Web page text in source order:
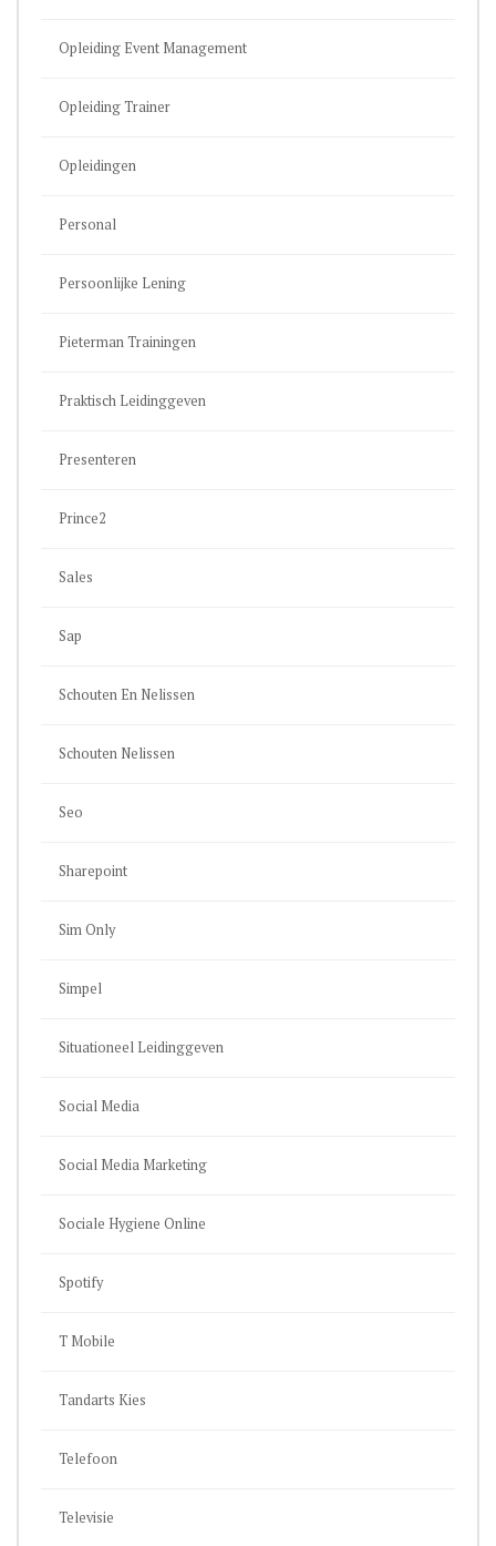
Opleiding Event Management
Opleiding Trainer
Opleidingen
Personal
Persoonlijke Lening
Pieterman Trainingen
Praktisch Leidinggeven
Presenteren
Prince2
Sales
Sap
Schouten En Nelissen
Schouten Nelissen
Seo
Sharepoint
Sim Only
Simpel
Situationeel Leidinggeven
Social Media
Social Media Marketing
Sociale Hygiene Online
Spotify
T Mobile
Tandarts Kies
Telefoon
Televisie